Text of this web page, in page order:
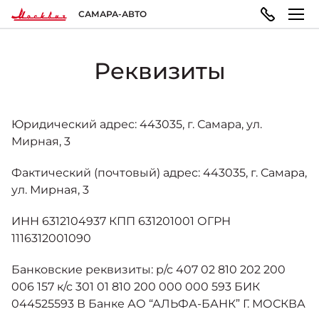
САМАРА-АВТО
МОДЕЛЬНЫЙ РЯД
Москвич 3
Городской кроссовер
Москвич 3e
ПОКУПАТЕЛЯМ
ВЫБОР АВТОМОБИЛЯ
Конфигуратор
Автомобили в наличии
Записаться на тест-драйв
ВЛАДЕЛЬЦАМ
ТЕХОБСЛУЖИВАНИЕ И РЕМОНТ
Запись на сервис
ГАРАНТИЯ И ПОДДЕРЖКА
Гарантия
О КОМПАНИИ
ПРАВОВАЯ ИНФОРМАЦИЯ
Реквизиты
Политика обработки персональных данных
Правила пользования сайтом
Реквизиты
Юридический адрес: 443035, г. Самара, ул.
Мирная, 3
Фактический (почтовый) адрес: 443035, г. Самара,
ул. Мирная, 3
ИНН 6312104937 КПП 631201001 ОГРН
1116312001090
Банковские реквизиты: р/с 407 02 810 202 200
006 157 к/с 301 01 810 200 000 000 593 БИК
044525593 В Банке АО “АЛЬФА-БАНК” Г. МОСКВА